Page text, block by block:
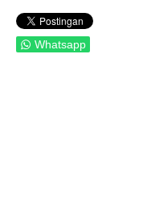
Whatsapp